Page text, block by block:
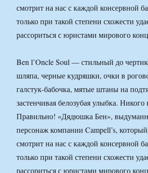
смотрит на нас с каждой консервной
только при такой степени схожести
рассориться с юристами мирового
Ben l’Oncle Soul — стильный до
шляпа, черные кудряшки, очки в
галстук-бабочка, мятые штаны на
застенчивая белозубая улыбка.
Правильно! «Дядюшка Бен»,
персонаж компании Campell’s,
смотрит на нас с каждой консервной
только при такой степени схожести
рассориться с юристами мирового